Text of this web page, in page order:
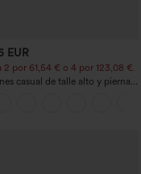
EUR
2 por 61,54 € o 4 por 123,08 €.
casual de talle alto y pierna
tacto de lino y bolsillos